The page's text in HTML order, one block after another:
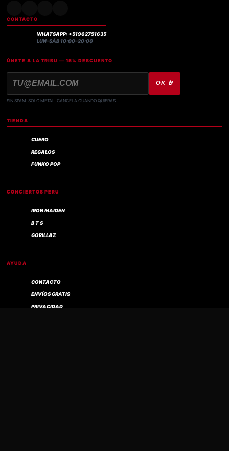
CONTACTO
WHATSAPP: +51962751635
LUN–SÁB 10:00–20:00
ÚNETE A LA TRIBU — 15% DESCUENTO
OK 🤘
SIN SPAM. SOLO METAL. CANCELA CUANDO QUIERAS.
TIENDA
CUERO
REGALOS
FUNKO POP
CONCIERTOS PERU
IRON MAIDEN
B T S
GORILLAZ
AYUDA
CONTACTO
ENVÍOS GRATIS
PRIVACIDAD
Compra verificada